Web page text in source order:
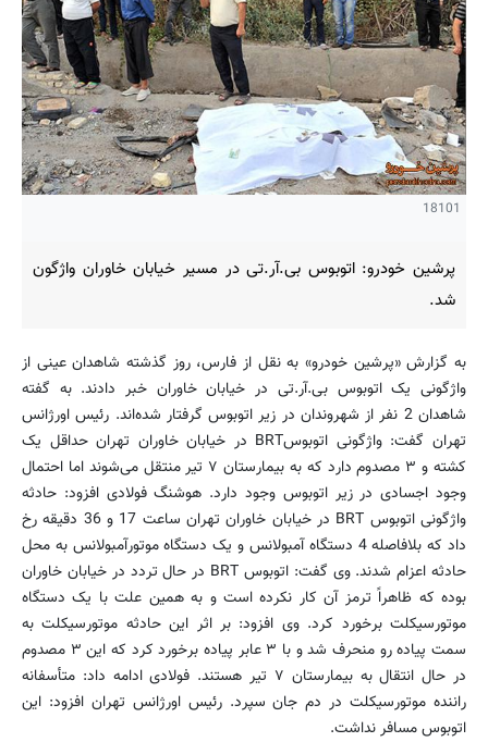
18101
پرشین خودرو: اتوبوس بی.آر.تی در مسیر خیابان خاوران واژگون
شد.
به گزارش «پرشین خودرو» به نقل از فارس، روز گذشته شاهدان عینی از
واژگونی یک اتوبوس بی.آر.تی در خیابان خاوران خبر دادند. به گفته
شاهدان 2 نفر از شهروندان در زیر اتوبوس گرفتار شده‌اند. رئیس اورژانس
تهران گفت: واژگونی اتوبوسBRT در خیابان خاوران تهران حداقل یک
کشته و ۳ مصدوم دارد که به بیمارستان ۷ تیر منتقل می‌شوند اما احتمال
وجود اجسادی در زیر اتوبوس وجود دارد. هوشنگ فولادی افزود: حادثه
واژگونی اتوبوس BRT در خیابان خاوران تهران ساعت 17 و 36 دقیقه رخ
داد که بلافاصله 4 دستگاه آ‌مبولانس و یک دستگاه موتورآمبولانس به محل
حادثه اعزام شدند. وی گفت: اتوبوس BRT در حال تردد در خیابان خاوران
بوده که ظاهراً ترمز آن کار نکرده است و به همین علت با یک دستگاه
موتورسیکلت برخورد کرد. وی افزود: بر اثر این حادثه موتورسیکلت به
سمت پیاده رو منحرف شد و با ۳ عابر پیاده برخورد کرد که این ۳ مصدوم
در حال انتقال به بیمارستان ۷ تیر هستند. فولادی ادامه داد: متأسفانه
راننده موتورسیکلت در دم جان سپرد. رئیس اورژانس تهران افزود: این
اتوبوس مسافر نداشت.